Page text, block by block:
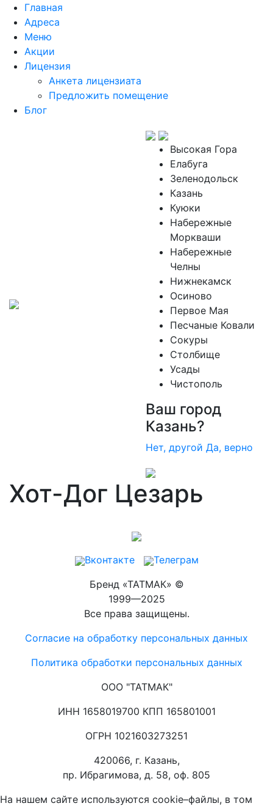
Главная
Адреса
Меню
Акции
Лицензия
Анкета лицензиата
Предложить помещение
Блог
Высокая Гора
Елабуга
Зеленодольск
Казань
Куюки
Набережные
Моркваши
Набережные
Челны
Нижнекамск
Осиново
Первое Мая
Песчаные Ковали
Сокуры
Столбище
Усады
Чистополь
Ваш город
Казань?
Нет, другой Да, верно
Хот-Дог Цезарь
Вконтакте
Телеграм
Бренд «ТАТМАК» ©
1999—2025
Все права защищены.
Согласие на обработку персональных данных
Политика обработки персональных данных
ООО "ТАТМАК"
ИНН 1658019700 КПП 165801001
ОГРН 1021603273251
420066, г. Казань,
пр. Ибрагимова, д. 58, оф. 805
На нашем сайте используются cookie–файлы, в том